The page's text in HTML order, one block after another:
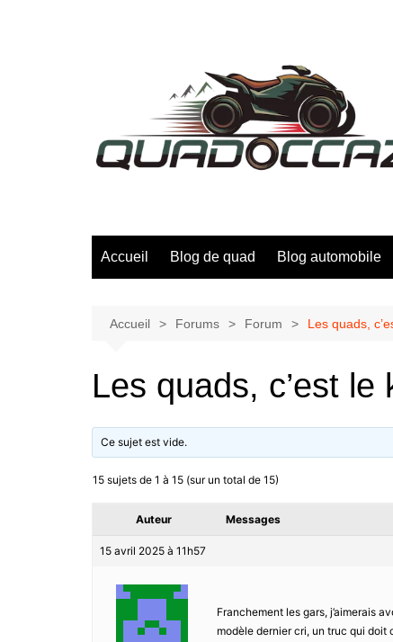
Accueil Blog de quad Blog automobile
Accueil Forums Forum Les quads,
Les quads, c’est le
Ce sujet est vide.
15 sujets de 1 à 15 (sur un total de 15)
Auteur Messages
15 avril 2025 à 11h57
Franchement les gars, j’aimerais
modèle dernier cri, un truc qui doit